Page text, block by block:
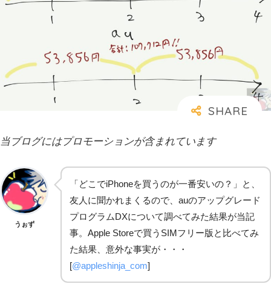
当ブログにはプロモーションが含まれています
うぉず
「どこでiPhoneを買うのが一番安いの？」と、
友人に聞かれまくるので、auのアップグレード
プログラムDXについて調べてみた結果が当記
事。Apple Storeで買うSIMフリー版と比べてみ
た結果、意外な事実が・・・
[@appleshinja_com]